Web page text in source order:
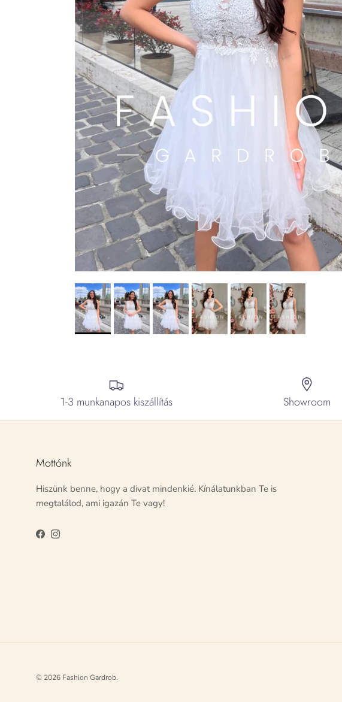
1-3 munkanapos kiszállítás Showroom
Mottónk
Hiszünk benne, hogy a divat mindenkié. Kínálatunkban Te is
megtalálod, ami igazán Te vagy!
FacebookInstagram
© 2026 Fashion Gardrob.